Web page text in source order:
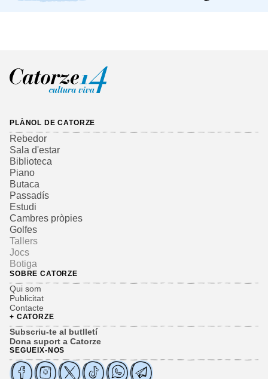
PLÀNOL DE CATORZE
Rebedor
Sala d'estar
Biblioteca
Piano
Butaca
Passadís
Estudi
Cambres pròpies
Golfes
Tallers
Jocs
Botiga
SOBRE CATORZE
Qui som
Publicitat
Contacte
+ CATORZE
Subscriu-te al butlletí
Dona suport a Catorze
SEGUEIX-NOS